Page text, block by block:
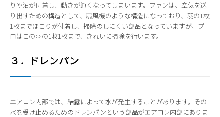
りや油が付着し、動きが鈍くなってしまいます。ファンは、空気を送
り出すための構造として、扇風機のような構造になっており、羽の1枚
1枚までほこりが付着し、掃除のしにくい部品となっていますが、プ
ロはこの羽の1枚1枚まで、きれいに掃除を行います。
３．ドレンパン
エアコン内部では、結露によって水が発生することがあります。その
水を受け止めるためのドレンパンという部品がエアコン内部にありま